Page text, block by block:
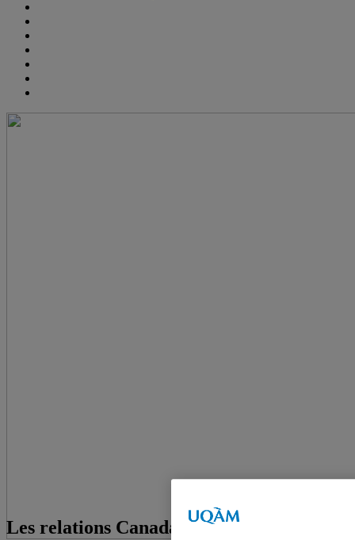
Les relations Canada-Mexique : Dialogue